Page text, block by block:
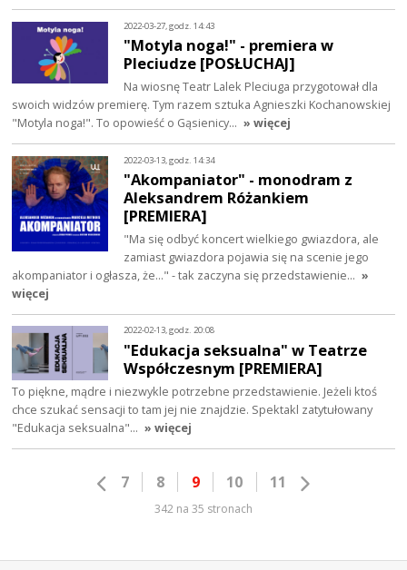
2022-03-27, godz. 14:43
"Motyla noga!" - premiera w
Pleciudze [POSŁUCHAJ]
Na wiosnę Teatr Lalek Pleciuga przygotował dla
swoich widzów premierę. Tym razem sztuka Agnieszki Kochanowskiej
"Motyla noga!". To opowieść o Gąsienicy… » więcej
2022-03-13, godz. 14:34
"Akompaniator" - monodram z
Aleksandrem Różankiem
[PREMIERA]
"Ma się odbyć koncert wielkiego gwiazdora, ale
zamiast gwiazdora pojawia się na scenie jego
akompaniator i ogłasza, że..." - tak zaczyna się przedstawienie… »
więcej
2022-02-13, godz. 20:08
"Edukacja seksualna" w Teatrze
Współczesnym [PREMIERA]
To piękne, mądre i niezwykle potrzebne przedstawienie. Jeżeli ktoś
chce szukać sensacji to tam jej nie znajdzie. Spektakl zatytułowany
"Edukacja seksualna"… » więcej
7 8 9 10 11
342 na 35 stronach